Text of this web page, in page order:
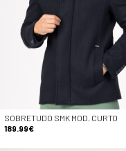
SOBRETUDO SMK MOD. CURTO
189.99€